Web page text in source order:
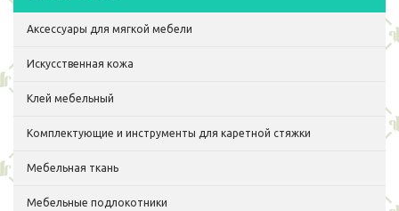
Аксессуары для мягкой мебели
Искусственная кожа
Клей мебельный
Комплектующие и инструменты для каретной стяжки
Мебельная ткань
Мебельные подлокотники